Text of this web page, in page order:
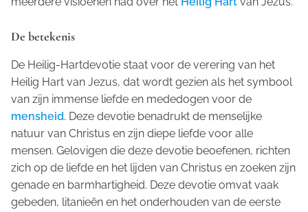
De betekenis
De Heilig-Hartdevotie staat voor de verering van het
Heilig Hart van Jezus, dat wordt gezien als het symbool
van zijn immense liefde en mededogen voor de
mensheid. Deze devotie benadrukt de menselijke
natuur van Christus en zijn diepe liefde voor alle
mensen. Gelovigen die deze devotie beoefenen, richten
zich op de liefde en het lijden van Christus en zoeken zijn
genade en barmhartigheid. Deze devotie omvat vaak
gebeden, litanieën en het onderhouden van de eerste